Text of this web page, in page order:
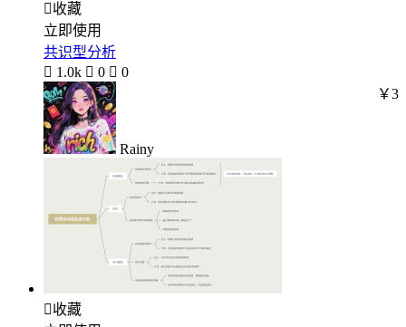
收藏
立即使用
共识型分析
 1.0k  0  0
Rainy
￥3
收藏